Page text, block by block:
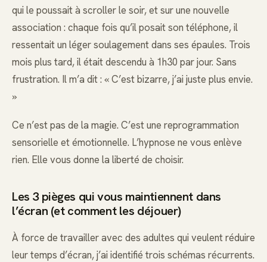
qui le poussait à scroller le soir, et sur une nouvelle
association : chaque fois qu’il posait son téléphone, il
ressentait un léger soulagement dans ses épaules. Trois
mois plus tard, il était descendu à 1h30 par jour. Sans
frustration. Il m’a dit : « C’est bizarre, j’ai juste plus envie.
»
Ce n’est pas de la magie. C’est une reprogrammation
sensorielle et émotionnelle. L’hypnose ne vous enlève
rien. Elle vous donne la liberté de choisir.
Les 3 pièges qui vous maintiennent dans
l’écran (et comment les déjouer)
À force de travailler avec des adultes qui veulent réduire
leur temps d’écran, j’ai identifié trois schémas récurrents.